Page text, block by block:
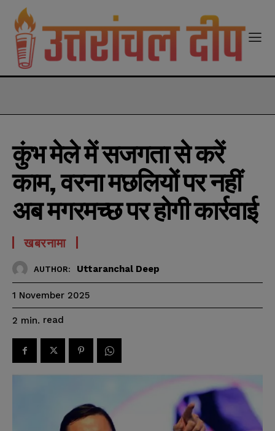
कुंभ मेले में सजगता से करें
काम, वरना मछलियों पर नहीं
अब मगरमच्छ पर होगी कार्रवाई
खबरनामा
AUTHOR: Uttaranchal Deep
1 November 2025
2 min. read